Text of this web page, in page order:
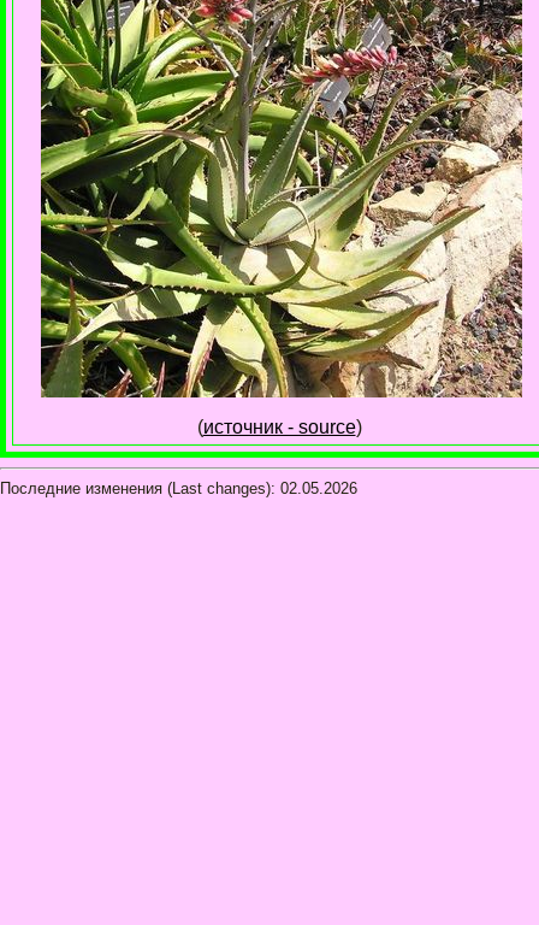
(источник - source)
Последние изменения (Last changes): 02.05.2026